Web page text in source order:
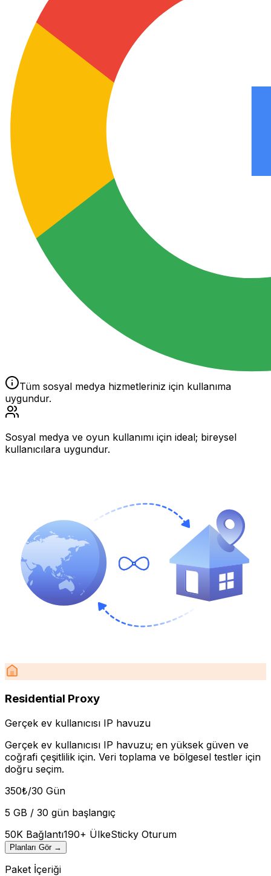
Tüm sosyal medya hizmetleriniz için kullanıma
uygundur.
Sosyal medya ve oyun kullanımı için ideal; bireysel
kullanıcılara uygundur.
Residential Proxy
Gerçek ev kullanıcısı IP havuzu
Gerçek ev kullanıcısı IP havuzu; en yüksek güven ve
coğrafi çeşitlilik için. Veri toplama ve bölgesel testler için
doğru seçim.
350₺/30 Gün
5 GB / 30 gün başlangıç
50K Bağlantı190+ ÜlkeSticky Oturum
Planları Gör →
Paket İçeriği